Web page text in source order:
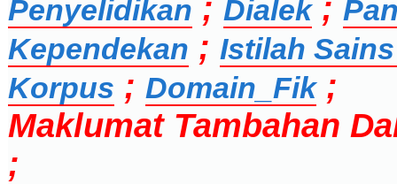
Penyelidikan ; Dialek;
Kependekan ; Istilah
Korpus ; Domain_Fik;
Maklumat Tambahan
;